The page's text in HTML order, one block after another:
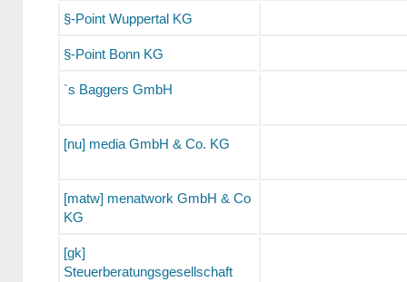
§-Point Wuppertal KG
§-Point Bonn KG
`s Baggers GmbH
[nu] media GmbH & Co. KG
[matw] menatwork GmbH & Co
KG
[gk]
Steuerberatungsgesellschaft